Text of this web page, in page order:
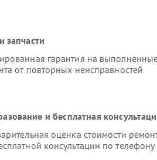
запчасти
гарантия на
от повторных неисправностей
и бесплатная
оценка стоимости
консультации по